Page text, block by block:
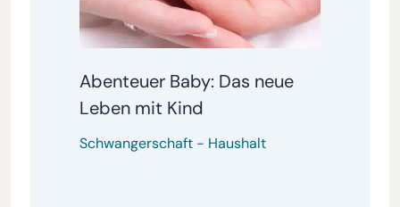
Abenteuer Baby: Das neue
Leben mit Kind
Schwangerschaft- Haushalt